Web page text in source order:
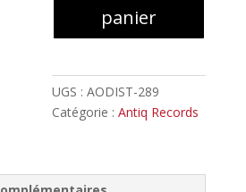
Double
LP
panier
UGS :AODIST-289
Catégorie :Antiq Records